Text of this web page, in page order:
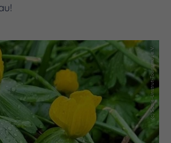
(c) Saale-Unstrut-Tourismus e.V.